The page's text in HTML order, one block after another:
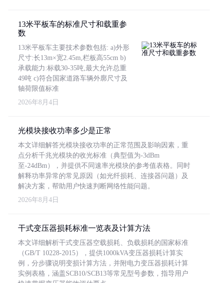
13米平板车的标准尺寸和载重参
数
13米平板车主要技术参数包括: a)外形
尺寸:长13m×宽2.45m,栏板高55cm b)
承载能力:标载30-35吨,最大允许总重
49吨 c)符合国家道路车辆外廓尺寸及
轴荷限值标准
2026年8月4日
光模块接收功率多少是正常
本文详细解答光模块接收功率的正常范围及影响因素，重
点分析千兆光模块的收光标准（典型值为-3dBm
至-24dBm），并提供不同速率光模块的参考值表格。同时
解释功率异常的常见原因（如光纤损耗、连接器问题）及
解决方案，帮助用户快速判断网络性能问题。
2026年8月4日
干式变压器损耗标准一览表及计算方法
本文详细解析干式变压器空载损耗、负载损耗的国家标准
（GB/T 10228-2015），提供1000kVA变压器损耗计算实
例，分步骤说明变损计算方法，并附电力变压器损耗计算
实例表格，涵盖SCB10/SCB13等常见型号参数，指导用户